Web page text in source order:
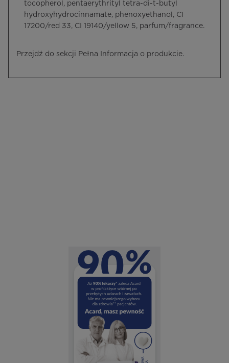
tocopherol, pentaerythrityl tetra-di-t-butyl
hydroxyhydrocinnamate, phenoxyethanol, CI
17200/red 33, CI 19140/yellow 5, parfum/fragrance.
Przejdź do sekcji Pełna Informacja o produkcie.